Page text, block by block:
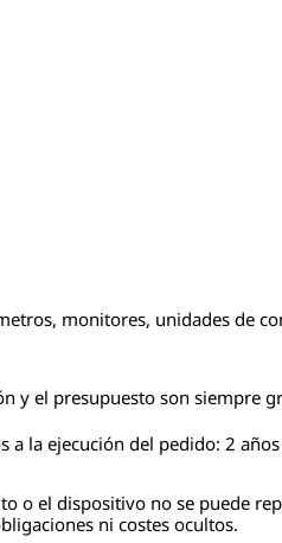
monitores, unidades de
y el presupuesto son siempre
a la ejecución del pedido: 2
o el dispositivo no se puede
ni costes ocultos.